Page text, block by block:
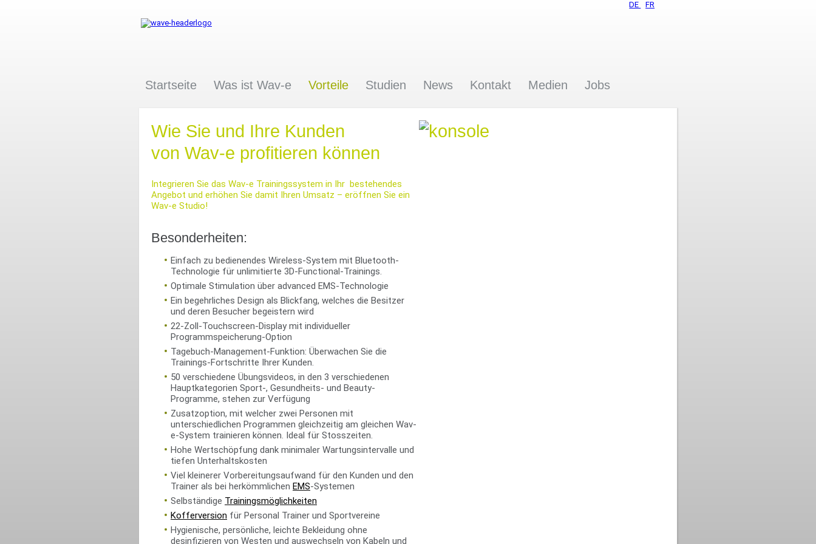
DE FR
Startseite Was ist Wav-e Vorteile Studien News Kontakt Medien Jobs
Wie Sie und Ihre Kunden
von Wav-e profitieren können
Integrieren Sie das Wav-e Trainingssystem in Ihr bestehendes
Angebot und erhöhen Sie damit Ihren Umsatz – eröffnen Sie ein
Wav-e Studio!
Besonderheiten:
Einfach zu bedienendes Wireless-System mit Bluetooth-
Technologie für unlimitierte 3D-Functional-Trainings.
Optimale Stimulation über advanced EMS-Technologie
Ein begehrliches Design als Blickfang, welches die Besitzer
und deren Besucher begeistern wird
22-Zoll-Touchscreen-Display mit individueller
Programmspeicherung-Option
Tagebuch-Management-Funktion: Überwachen Sie die
Trainings-Fortschritte Ihrer Kunden.
50 verschiedene Übungsvideos, in den 3 verschiedenen
Hauptkategorien Sport-, Gesundheits- und Beauty-
Programme, stehen zur Verfügung
Zusatzoption, mit welcher zwei Personen mit
unterschiedlichen Programmen gleichzeitig am gleichen Wav-
e-System trainieren können. Ideal für Stosszeiten.
Hohe Wertschöpfung dank minimaler Wartungsintervalle und
tiefen Unterhaltskosten
Viel kleinerer Vorbereitungsaufwand für den Kunden und den
Trainer als bei herkömmlichen EMS-Systemen
Selbständige Trainingsmöglichkeiten
Kofferversion für Personal Trainer und Sportvereine
Hygienische, persönliche, leichte Bekleidung ohne
desinfizieren von Westen und auswechseln von Kabeln und